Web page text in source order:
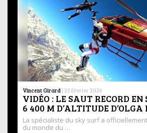
Vincent Girard | 25 février 2026
VIDÉO : LE SAUT RECORD EN
6 400 M D’ALTITUDE
La spécialiste du sky surf a
du monde du …